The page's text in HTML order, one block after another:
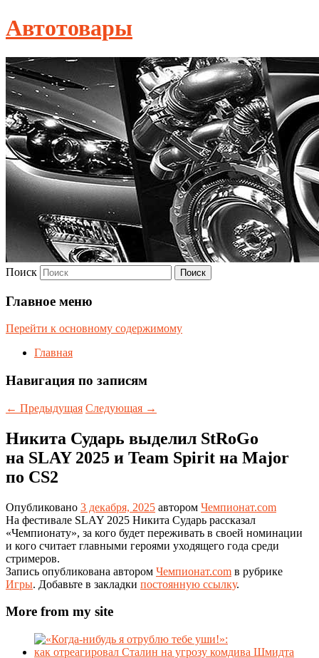
Автотовары
Поиск
Главное меню
Перейти к основному содержимому
Главная
Навигация по записям
← Предыдущая Следующая →
Никита Сударь выделил StRoGo
на SLAY 2025 и Team Spirit на Major
по CS2
Опубликовано 3 декабря, 2025 автором Чемпионат.com
На фестивале SLAY 2025 Никита Сударь рассказал
«Чемпионату», за кого будет переживать в своей номинации
и кого считает главными героями уходящего года среди
стримеров.
Запись опубликована автором Чемпионат.com в рубрике
Игры. Добавьте в закладки постоянную ссылку.
More from my site